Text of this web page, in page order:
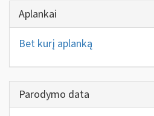
Aplankai
Bet kurį aplanką
Parodymo data